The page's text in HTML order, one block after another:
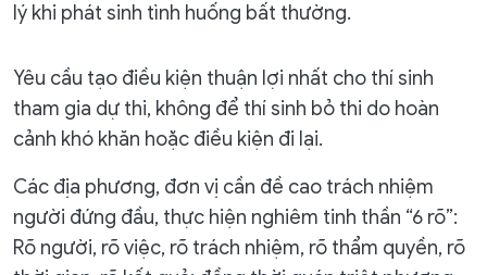
lý khi phát sinh tình huống bất thường.
Yêu cầu tạo điều kiện thuận lợi nhất cho thí sinh
tham gia dự thi, không để thí sinh bỏ thi do hoàn
cảnh khó khăn hoặc điều kiện đi lại.
Các địa phương, đơn vị cần đề cao trách nhiệm
người đứng đầu, thực hiện nghiêm tinh thần “6 rõ”:
Rõ người, rõ việc, rõ trách nhiệm, rõ thẩm quyền, rõ